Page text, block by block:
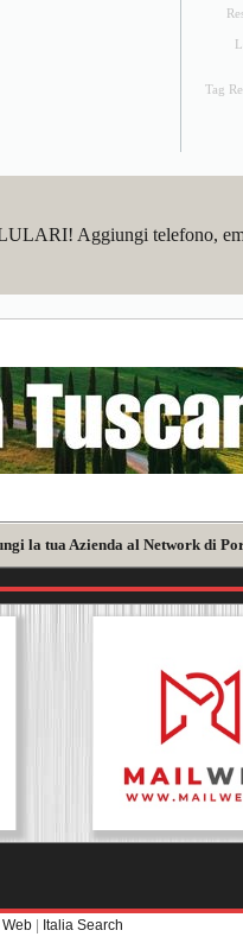
Tag
Aggiungi telefono,
la tua Azienda al Network di
| Italia Search